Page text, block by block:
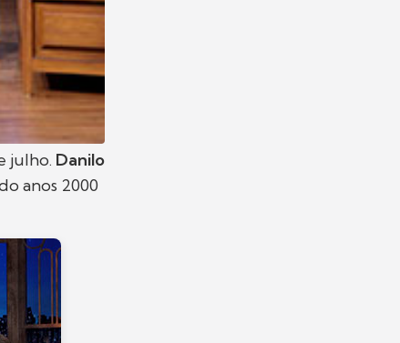
julho. Danilo
anos 2000